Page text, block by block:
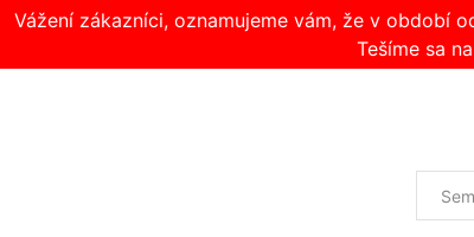
Vážení zákazníci, oznamujeme vám, že v období
Tešíme sa